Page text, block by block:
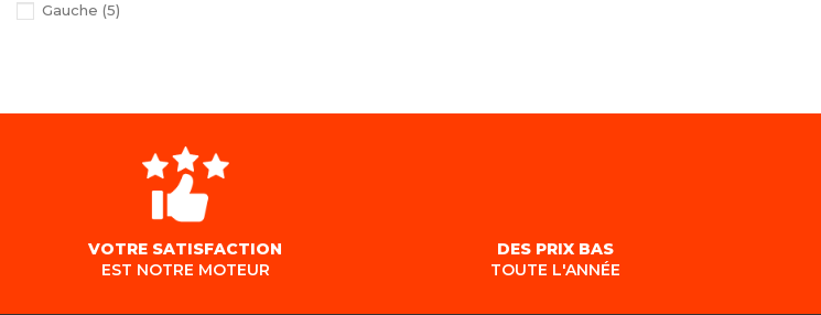
Gauche (5)
VOTRE SATISFACTION
EST NOTRE MOTEUR
DES PRIX BAS
TOUTE L'ANNÉE